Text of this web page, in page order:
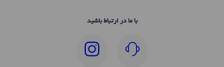
با ما در ارتباط باشید